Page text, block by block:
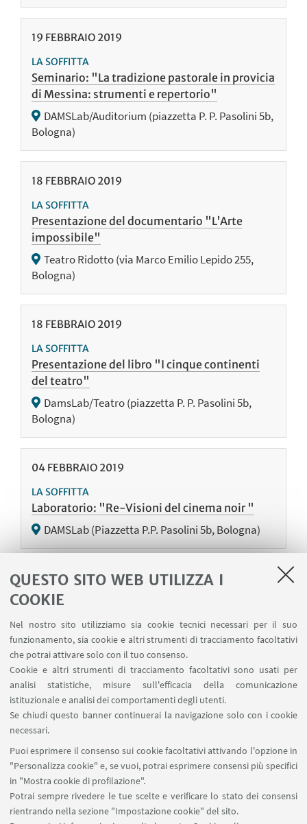
QUESTO SITO WEB UTILIZZA I
COOKIE
Nel nostro sito utilizziamo sia cookie tecnici necessari per il suo
funzionamento, sia cookie e altri strumenti di tracciamento facoltativi
che potrai attivare solo con il tuo consenso.
Cookie e altri strumenti di tracciamento facoltativi sono usati per
analisi statistiche, misure sull'efficacia della comunicazione
istituzionale e analisi dei comportamenti degli utenti.
Se chiudi questo banner continuerai la navigazione solo con i cookie
necessari.
Puoi esprimere il consenso sui cookie facoltativi attivando l'opzione in
"Personalizza cookie" e, se vuoi, potrai esprimere consensi più specifici
in "Mostra cookie di profilazione".
Potrai sempre rivedere le tue scelte e verificare lo stato dei consensi
rientrando nella sezione "Impostazione cookie" del sito.
19 FEBBRAIO 2019
LA SOFFITTA
Seminario: "La tradizione pastorale in provicia
di Messina: strumenti e repertorio"
DAMSLab/Auditorium (piazzetta P. P. Pasolini 5b,
Bologna)
18 FEBBRAIO 2019
LA SOFFITTA
Presentazione del documentario "L'Arte
impossibile"
Teatro Ridotto (via Marco Emilio Lepido 255,
Bologna)
18 FEBBRAIO 2019
LA SOFFITTA
Presentazione del libro "I cinque continenti
del teatro"
DamsLab/Teatro (piazzetta P. P. Pasolini 5b,
Bologna)
04 FEBBRAIO 2019
LA SOFFITTA
Laboratorio: "Re-Visioni del cinema noir "
DAMSLab (Piazzetta P.P. Pasolini 5b, Bologna)
01FEBBRAIO2019
DAMSLAB
Incontro con ORLAN
DAMSLab/Auditorium (piazzetta P. P. Pasolini 5b,
Bologna)
«
Precedenti
12
elementi Successivi
3
124